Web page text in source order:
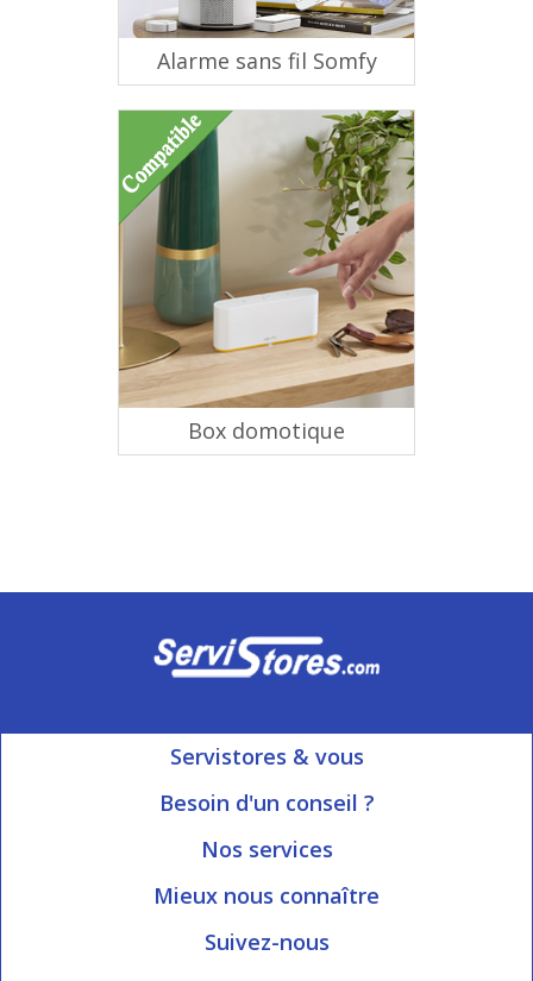
Alarme sans fil Somfy
Box domotique
Servistores & vous
Mon compte
Besoin d'un conseil ?
Ouvert du Lundi au Vendredi
Nos services
Informations livraison
Blog Servistores
Mieux nous connaître
Qui sommes-nous?
Suivez-nous